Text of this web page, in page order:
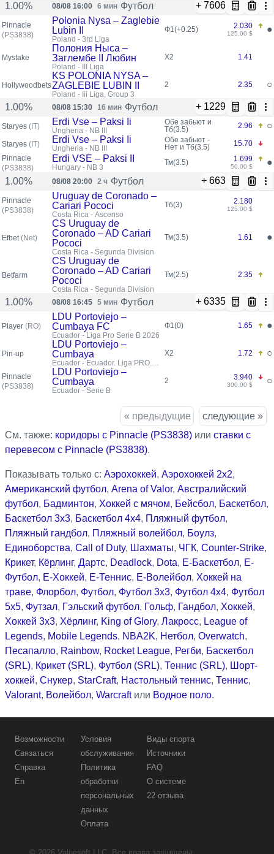
1.00% 08/08 16:00 6 мин Футбол + 7606
Pinnacle
(PS3838)
Polonia Nysa – Zaglebie
Lubin II
Poland - 3rd Liga
Ф1(+0.25) 2.030
125.00 $ ●
Mystake
Полония Ныса –
Заглембе II Любин
Poland - III Liga
X2 1.41
Hollywoodbets
KS POLONIA NYSA –
ZAGLEBIE LUBIN II
Poland - Iii Liga, Group 3
2 2.35 ○
1.00% 08/08 15:30 16 мин Футбол + 1229
Staryes (IT) Erdi Vse – Paksi Ii
Ungheria - NB III
Обе забьют и
Тб(3.5)
2.96 ○
Staryes (IT) Erdi Vse – Paksi Ii
Ungheria - NB III
Обе забьют -
Нет и Тб(3.5)
15.70
Pinnacle
(PS3838)
Erdi VSE – Paksi II
Hungary - NB 3
Тм(3.5) 1.699
50.00 $
●
1.00%
08/08 20:00 2 ч Футбол + 663
Pinnacle
(PS3838)
Uruguay de Coronado –
Cariari Pococi
Costa Rica - Ascenso
Тб(3) 2.180
125.00 $
Efbet(Net)
CS Uruguay de
Coronado – AD Cariari
Pococi
Costa Rica - Segunda Division
Тм(3.5) 1.61 ●
Betfarm
CS Uruguay de
Coronado – AD Cariari
Pococi
Costa Rica - Segunda Division
Тм(2.5) 2.35
1.00% 08/08 16:45 5 мин Футбол + 6335
Player (RO)
LDU Portoviejo –
Cumbaya FC
Ecuador - Liga Pro Serie B 2026
Ф1(0) 1.65 ●
Pin-up
LDU Portoviejo –
Cumbaya
Ecuador - Ecuador. Liga PRO.
Serie B
X2 1.72 ○
Pinnacle
(PS3838)
LDU Portoviejo –
Cumbaya
Ecuador - Serie B
2 3.940
300.00 $ ○
« предыдущие
следующие »
См. также: коридоры с Pinnacle (PS3838) или ставки с
перевесом с Pinnacle (PS3838).
Показывать только с: Аэрохоккей, Аэрохоккей 2x2,
Американский футбол, Arena of Valor, Австралийский
футбол, Бадминтон, Хоккей с мячом, Бейсбол, Баскетбол,
Баскетбол 3x3, Баскетбол 4x4, Пляжный футбол,
Пляжный гандбол, Пляжный волейбол, Боулз,
Единоборства, Call of Duty, Шахматы, ЧГК, Counter-Strike,
Крикет, Кёрлинг, Дартс, Deadlock, Dota, Е-Баскетбол, Е-
Футбол, Е-Хоккей, Е-Теннис, Е-Волейбол, Хоккей на
траве, Флорбол, Футбол, Футбол 3x3, Футбол 4x4, Футбол
5x5, Футзал, Гэльский футбол, Гольф, Гандбол, Хоккей,
Хоккей 3x3, Хёрлинг, King of Glory, Лакросс, League of
Legends, Mobile Legends, NBA2K, Нетбол, Overwatch,
Песапалло, Rainbow, Rocket League, Регби, Баскетбол
(SRL), Крикет (SRL), Футбол (SRL), Теннис (SRL), Шорт-
хоккей, Снукер, StarCraft, Настольный теннис, Теннис,
Valorant, Волейбол, Warcraftили Водное поло.
Возможности
Связаться
Справка
En
Условия
обслуживания
Политика
обработки
персональных
данных
Оплата
Виды спорта
Источники
FAQ
О системе
22 отзыва